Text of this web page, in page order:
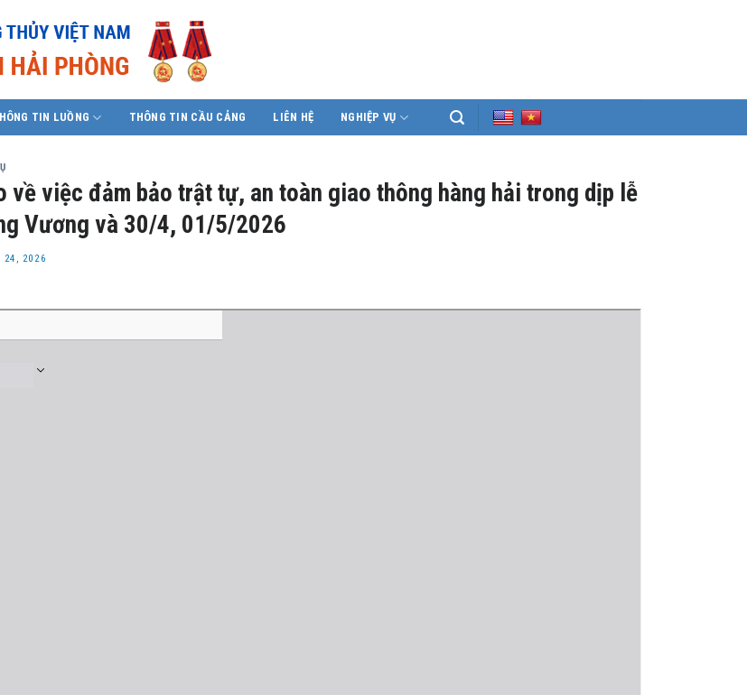
TIN LUỒNG THÔNG TIN CẦU CẢNG LIÊN HỆ NGHIỆP VỤ
về việc đảm bảo trật tự, an toàn giao thông hàng hải trong dịp lễ
Vương và 30/4, 01/5/2026
24, 2026